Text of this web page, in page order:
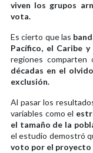
viven los grupos
vota.
Es cierto que las
Pacífico, el Caribe
regiones comparten
décadas en el
exclusión.
Al pasar los
variables como el
el tamaño de la
el estudio demostró
voto por el proyecto